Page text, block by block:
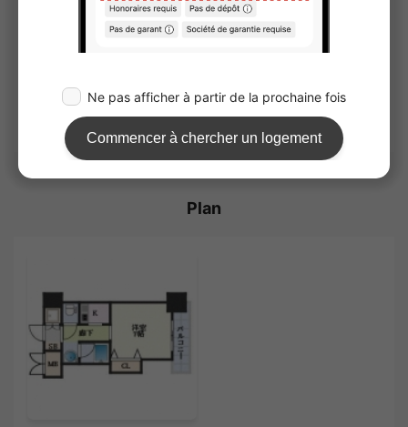
Estimation, Réservation ou Visite
Plan